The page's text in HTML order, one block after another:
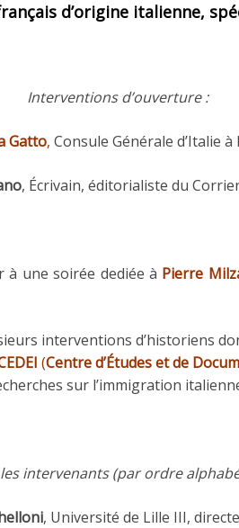
d’origine italienne,
Interventions d’ouverture :
Gatto, Consule Générale d’Italie à
, Écrivain, éditorialiste du
à une soirée dediée à Pierre
interventions d’historiens
(Centre d’Études et de
sur l’immigration
intervenants (par ordre
, Université de Lille III,